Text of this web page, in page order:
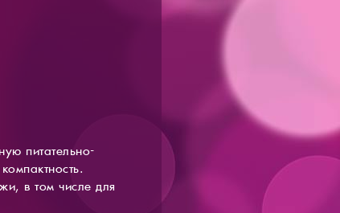
питательно-
в том числе для